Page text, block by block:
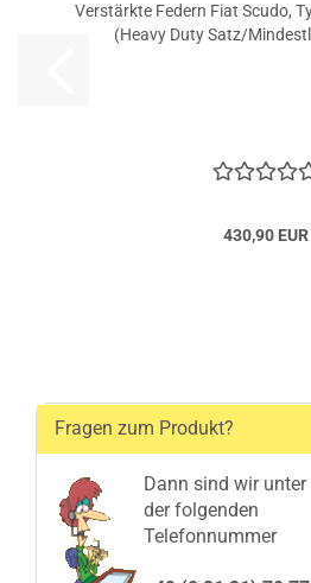
Verstärkte Federn Fiat Scudo,
(Heavy Duty Satz/
430,90 EUR
Fragen zum Produkt?
Dann sind wir unter
der folgenden
Telefonnummer